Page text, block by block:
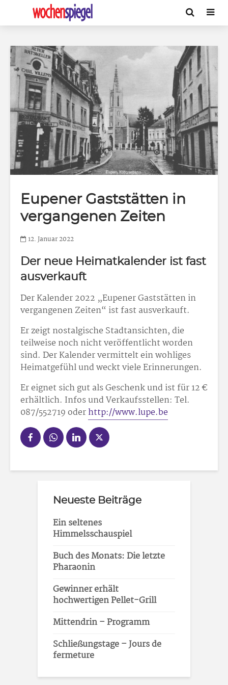
Eupener Gaststätten in
vergangenen Zeiten
12. Januar 2022
Der neue Heimatkalender ist fast
ausverkauft
Der Kalender 2022 „Eupener Gaststätten in
vergangenen Zeiten“ ist fast ausverkauft.
Er zeigt nostalgische Stadtansichten, die
teilweise noch nicht veröffentlicht worden
sind. Der Kalender vermittelt ein wohliges
Heimatgefühl und weckt viele Erinnerungen.
Er eignet sich gut als Geschenk und ist für 12 €
erhältlich. Infos und Verkaufsstellen: Tel.
087/552719 oderhttp://www.lupe.be
Neueste Beiträge
Ein seltenes
Himmelsschauspiel
Buch des Monats: Die letzte
Pharaonin
Gewinner erhält
hochwertigen Pellet-Grill
Mittendrin – Programm
Schließungstage – Jours de
fermeture